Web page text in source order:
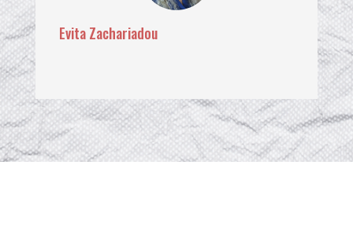
Evita Zachariadou